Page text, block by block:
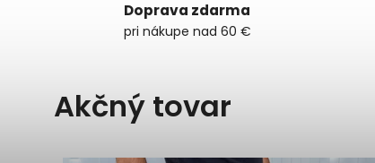
Doprava zdarma
pri nákupe nad 60 €
Akčný tovar